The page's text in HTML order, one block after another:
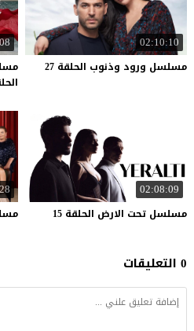
02:10:10
مسلسل ورود وذنوب الحلقة 27
02:08:09
مسلسل تحت الارض الحلقة 15
0 التعليقات